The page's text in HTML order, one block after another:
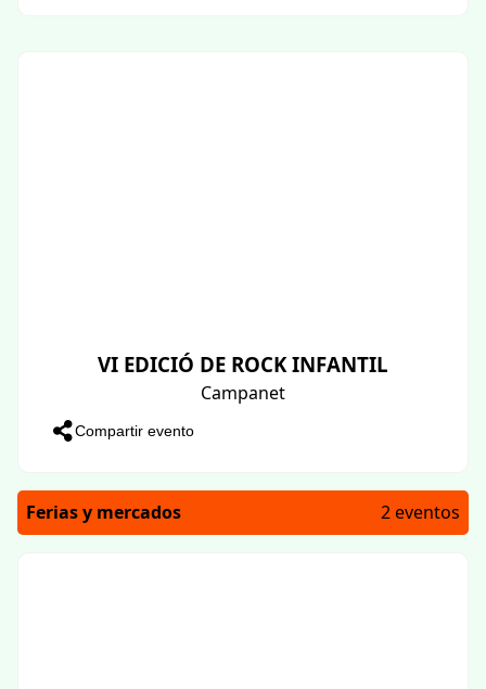
VI EDICIÓ DE ROCK INFANTIL
Campanet
Compartir evento
Ferias y mercados 2 eventos